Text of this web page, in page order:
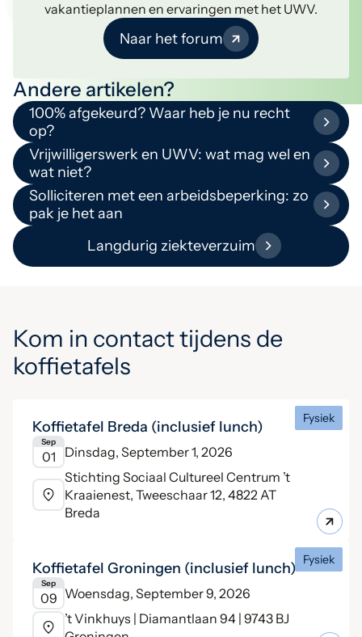
vakantieplannen en ervaringen met het UWV.
Naar het forum
Andere artikelen?
100% afgekeurd? Waar heb je nu recht
op?
Vrijwilligerswerk en UWV: wat mag wel en
wat niet?
Solliciteren met een arbeidsbeperking: zo
pak je het aan
Langdurig ziekteverzuim
Kom in contact tijdens de
koffietafels
Koffietafel Breda (inclusief lunch)
Sep
01
Dinsdag, September 1, 2026
Stichting Sociaal Cultureel Centrum ’t
Kraaienest, Tweeschaar 12, 4822 AT
Breda
Fysiek
Koffietafel Groningen (inclusief lunch)
Sep
09 Woensdag, September 9, 2026
’t Vinkhuys | Diamantlaan 94 | 9743 BJ
Fysiek